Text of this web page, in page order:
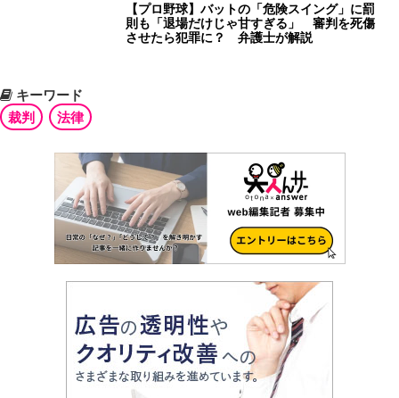
【プロ野球】バットの「危険スイング」に罰
則も「退場だけじゃ甘すぎる」 審判を死傷
させたら犯罪に？ 弁護士が解説
キーワード
裁判
法律